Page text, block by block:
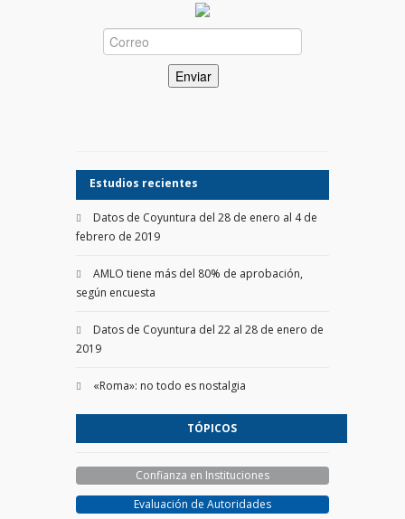
Estudios recientes
Datos de Coyuntura del 28 de enero al 4 de
febrero de 2019
AMLO tiene más del 80% de aprobación,
según encuesta
Datos de Coyuntura del 22 al 28 de enero de
2019
«Roma»: no todo es nostalgia
TÓPICOS
Confianza en Instituciones
Evaluación de Autoridades